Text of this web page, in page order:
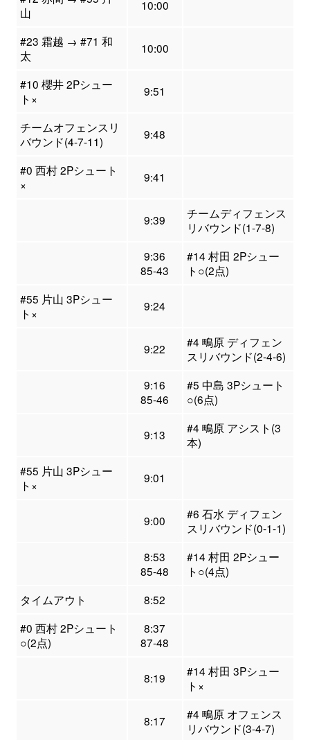
山
10:00
#23 霜越 → #71 和
太
10:00
#10 櫻井 2Pシュー
ト×
9:51
チームオフェンスリ
バウンド(4-7-11)
9:48
#0 西村 2Pシュート
×
9:41
9:39
チームディフェンス
リバウンド(1-7-8)
9:36
85-43
#14 村田 2Pシュー
ト○(2点)
#55 片山 3Pシュー
ト×
9:24
9:22
#4 鴫原 ディフェン
スリバウンド(2-4-6)
9:16
85-46
#5 中島 3Pシュート
○(6点)
9:13
#4 鴫原 アシスト(3
本)
#55 片山 3Pシュー
ト×
9:01
9:00
#6 石水 ディフェン
スリバウンド(0-1-1)
8:53
85-48
#14 村田 2Pシュー
ト○(4点)
タイムアウト
8:52
#0 西村 2Pシュート
○(2点)
8:37
87-48
8:19
#14 村田 3Pシュー
ト×
8:17
#4 鴫原 オフェンス
リバウンド(3-4-7)